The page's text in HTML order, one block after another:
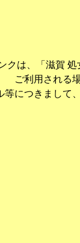
クは、「滋賀
ご利用される
等につきまして